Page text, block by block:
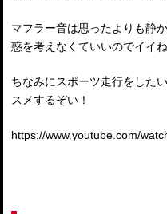
マフラー音は思ったよりも静
惑を考えなくていいのでイイね
ちなみにスポーツ走行をした
スメするぞい！
https://www.youtube.com/